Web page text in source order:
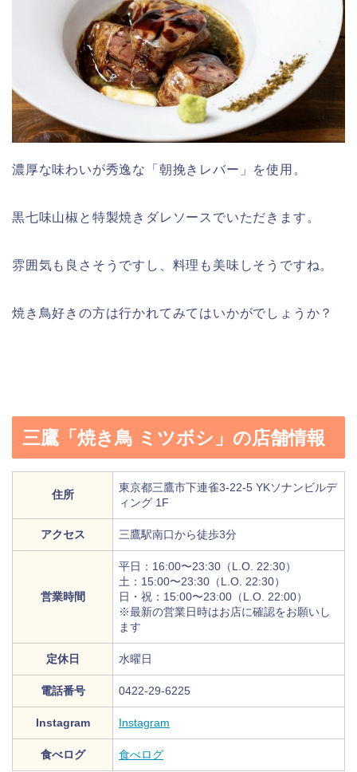
濃厚な味わいが秀逸な「朝挽きレバー」を使用。
黒七味山椒と特製焼きダレソースでいただきます。
雰囲気も良さそうですし、料理も美味しそうですね。
焼き鳥好きの方は行かれてみてはいかがでしょうか？
三鷹「焼き鳥 ミツボシ」の店舗情報
住所
東京都三鷹市下連雀3-22-5 YKソナンビルデ
ィング 1F
アクセス 三鷹駅南口から徒歩3分
営業時間
平日：16:00〜23:30（L.O. 22:30）
土：15:00〜23:30（L.O. 22:30）
日・祝：15:00〜23:00（L.O. 22:00）
※最新の営業日時はお店に確認をお願いし
ます
定休日 水曜日
電話番号 0422-29-6225
Instagram Instagram
食べログ 食べログ